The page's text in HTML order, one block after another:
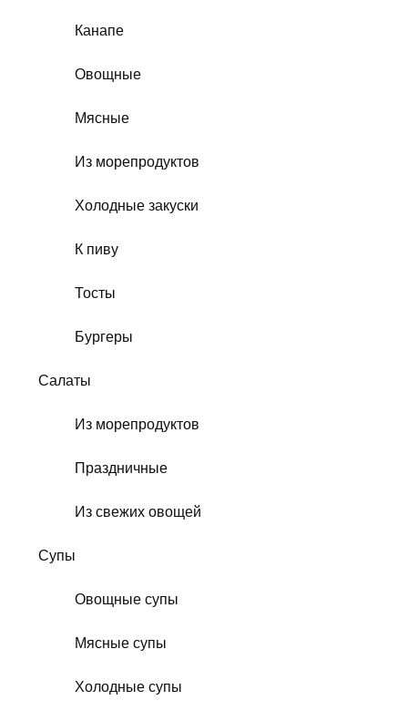
Канапе
Овощные
Мясные
Из морепродуктов
Холодные закуски
К пиву
Тосты
Бургеры
Салаты
Из морепродуктов
Праздничные
Из свежих овощей
Супы
Овощные супы
Мясные супы
Холодные супы